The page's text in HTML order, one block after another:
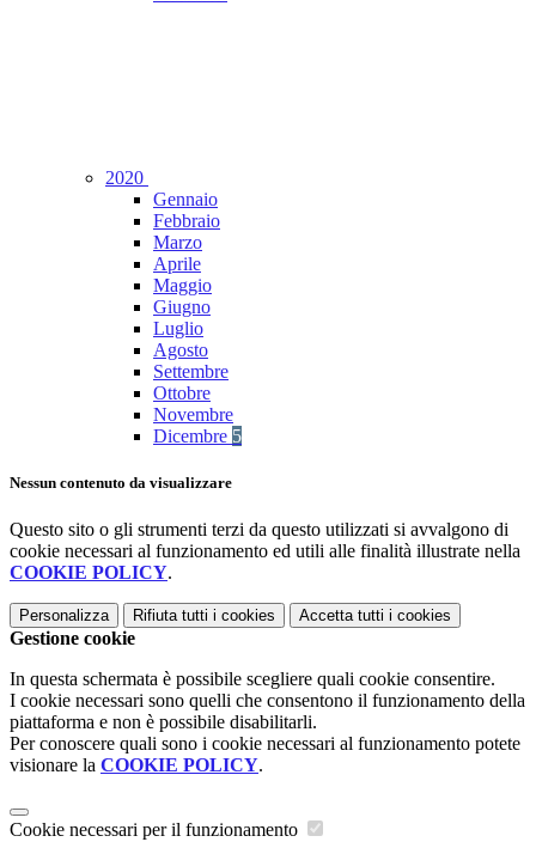
2020
Gennaio
Febbraio
Marzo
Aprile
Maggio
Giugno
Luglio
Agosto
Settembre
Ottobre
Novembre
Dicembre 5
Nessun contenuto da visualizzare
Questo sito o gli strumenti terzi da questo utilizzati si avvalgono di
cookie necessari al funzionamento ed utili alle finalità illustrate nella
COOKIE POLICY.
Personalizza Rifiuta tutti i cookies Accetta tutti i cookies
Gestione cookie
In questa schermata è possibile scegliere quali cookie consentire.
I cookie necessari sono quelli che consentono il funzionamento della
piattaforma e non è possibile disabilitarli.
Per conoscere quali sono i cookie necessari al funzionamento potete
visionare la COOKIE POLICY.
Cookie necessari per il funzionamento